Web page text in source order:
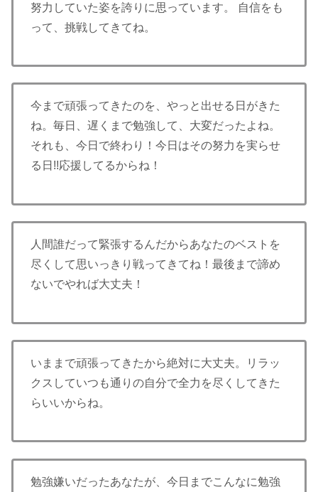
努力していた姿を誇りに思っています。 自信をも
って、挑戦してきてね。
今まで頑張ってきたのを、やっと出せる日がきた
ね。毎日、遅くまで勉強して、大変だったよね。
それも、今日で終わり！今日はその努力を実らせ
る日!!応援してるからね！
人間誰だって緊張するんだからあなたのベストを
尽くして思いっきり戦ってきてね！最後まで諦め
ないでやれば大丈夫！
いままで頑張ってきたから絶対に大丈夫。リラッ
クスしていつも通りの自分で全力を尽くしてきた
らいいからね。
勉強嫌いだったあなたが、今日までこんなに勉強